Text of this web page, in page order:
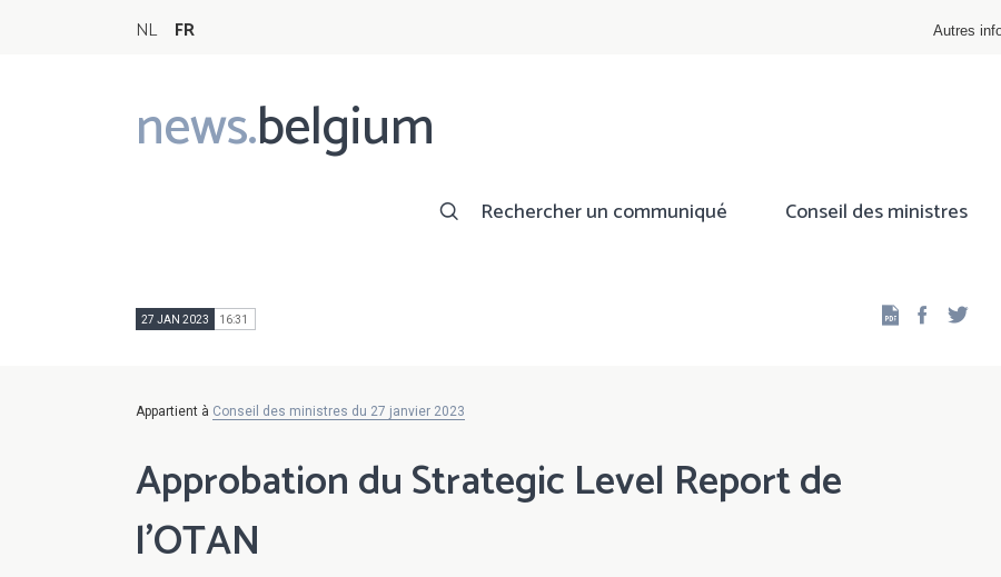
NL FR Autres
news.belgium
Main
navigation
Rechercher un communiqué Conseil des ministres
27 JAN 2023 16:31
Appartient à Conseil des ministres du 27 janvier 2023
Approbation du Strategic Level Report de
l’OTAN